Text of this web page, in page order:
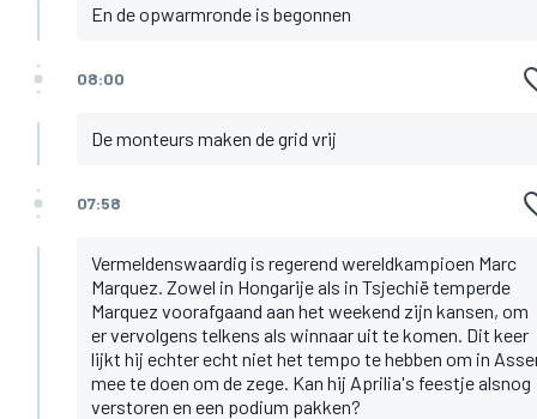
En de opwarmronde is begonnen
08:00
De monteurs maken de grid vrij
07:58
Vermeldenswaardig is regerend wereldkampioen Marc
Marquez. Zowel in Hongarije als in Tsjechië temperde
Marquez voorafgaand aan het weekend zijn kansen, om
er vervolgens telkens als winnaar uit te komen. Dit keer
lijkt hij echter echt niet het tempo te hebben om in
mee te doen om de zege. Kan hij Aprilia's feestje alsnog
verstoren en een podium pakken?